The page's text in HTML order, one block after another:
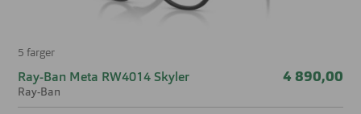
5 farger
Ray-Ban Meta RW4014 Skyler
Ray-Ban
4 890,00